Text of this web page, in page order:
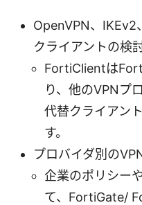
OpenVPN、IKEv2
クライアントの検
FortiClientは
り、他のVPNプ
代替クライアン
す。
プロバイダ別の
企業のポリシー
て、FortiGate/